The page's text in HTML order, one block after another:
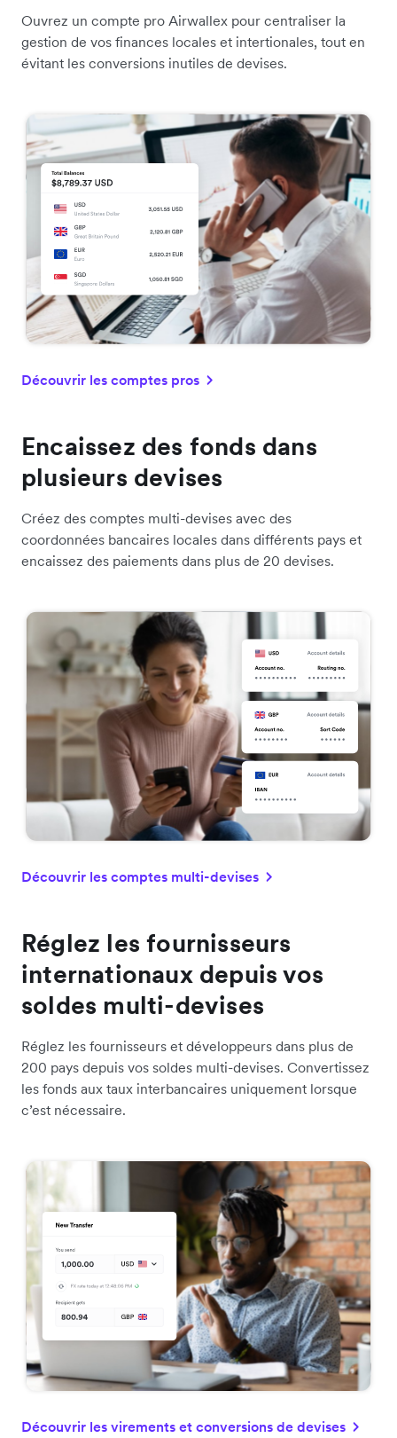
Ouvrez un compte pro Airwallex pour centraliser la
gestion de vos finances locales et intertionales, tout en
évitant les conversions inutiles de devises.
Découvrir les comptes pros
Encaissez des fonds dans
plusieurs devises
Créez des comptes multi-devises avec des
coordonnées bancaires locales dans différents pays et
encaissez des paiements dans plus de 20 devises.
Découvrir les comptes multi-devises
Réglez les fournisseurs
internationaux depuis vos
soldes multi-devises
Réglez les fournisseurs et développeurs dans plus de
200 pays depuis vos soldes multi-devises. Convertissez
les fonds aux taux interbancaires uniquement lorsque
c’est nécessaire.
Découvrir les virements et conversions de devises